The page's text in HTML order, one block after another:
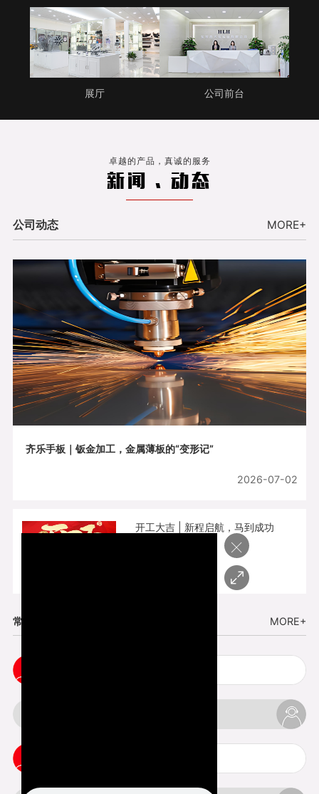
展厅 公司前台
卓越的产品，真诚的服务
新闻 . 动态
公司动态 MORE+
齐乐手板｜钣金加工，金属薄板的“变形记”
2026-07-02
开工大吉 | 新程启航，马到成功
常见问题 MORE+
×